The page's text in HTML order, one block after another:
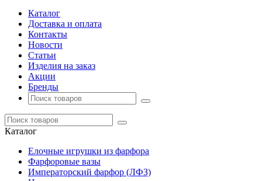
Каталог
Доставка и оплата
Контакты
Новости
Статьи
Изделия на заказ
Акции
Бренды
Каталог
Елочные игрушки из фарфора
Фарфоровые вазы
Императорский фарфор (ЛФЗ)